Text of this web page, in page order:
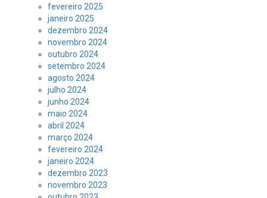
fevereiro 2025
janeiro 2025
dezembro 2024
novembro 2024
outubro 2024
setembro 2024
agosto 2024
julho 2024
junho 2024
maio 2024
abril 2024
março 2024
fevereiro 2024
janeiro 2024
dezembro 2023
novembro 2023